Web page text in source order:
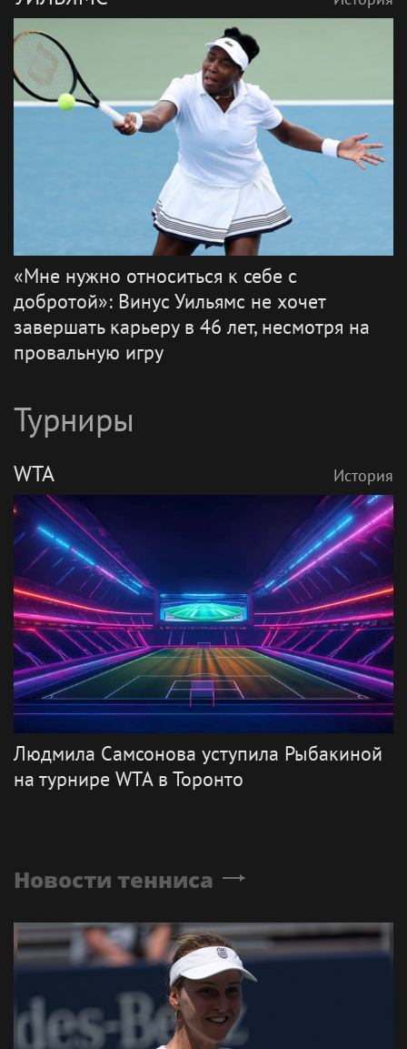
«Мне нужно относиться к себе с
добротой»: Винус Уильямс не хочет
завершать карьеру в 46 лет, несмотря на
провальную игру
Турниры
WTA История
Людмила Самсонова уступила Рыбакиной
на турнире WTA в Торонто
Новости тенниса